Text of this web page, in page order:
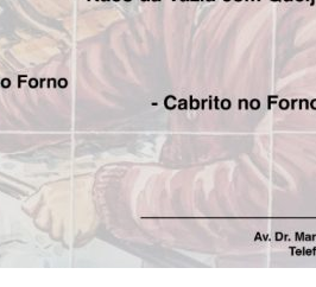
de jogadores
ser”. Pois é, pelas
profissional
já não num desporto
para as equipas que
clubes que lhe dão o
e pouco motivadores
televisivas dos jogos de
machadada nos “clubes”
são feitos com os
se a participação